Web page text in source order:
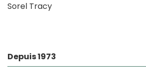
Sorel Tracy
Depuis 1973